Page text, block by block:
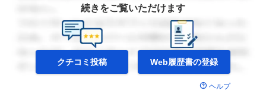
続きをご覧いただけます
クチコミ投稿 Web履歴書の登録
ヘルプ